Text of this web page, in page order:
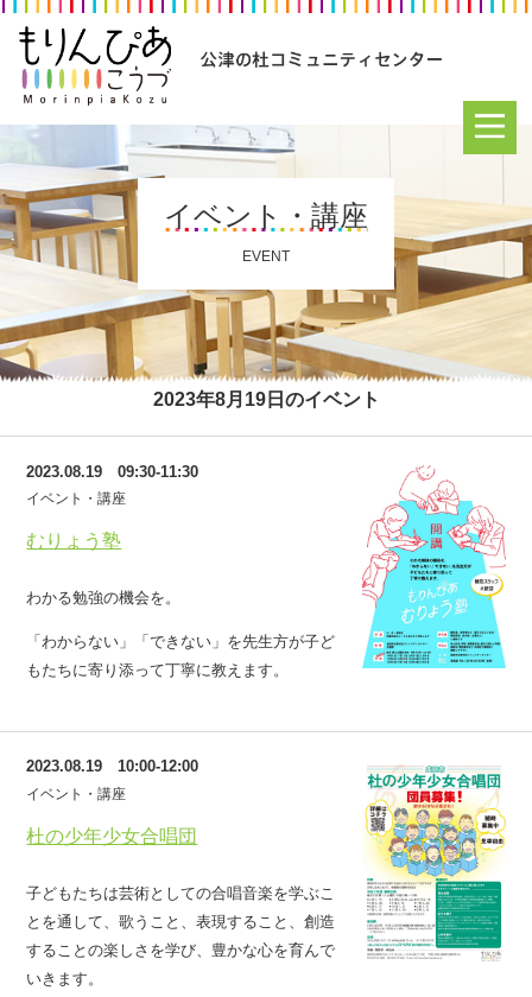
イベント・講座
EVENT
2023年8月19日のイベント
むりょう塾
2023.08.19 09:30-11:30
イベント・講座
わかる勉強の機会を。
「わからない」「できない」を先生方が子ど
もたちに寄り添って丁寧に教えます。
杜の少年少女合唱団
2023.08.19 10:00-12:00
イベント・講座
子どもたちは芸術としての合唱音楽を学ぶこ
とを通して、歌うこと、表現すること、創造
することの楽しさを学び、豊かな心を育んで
いきます。